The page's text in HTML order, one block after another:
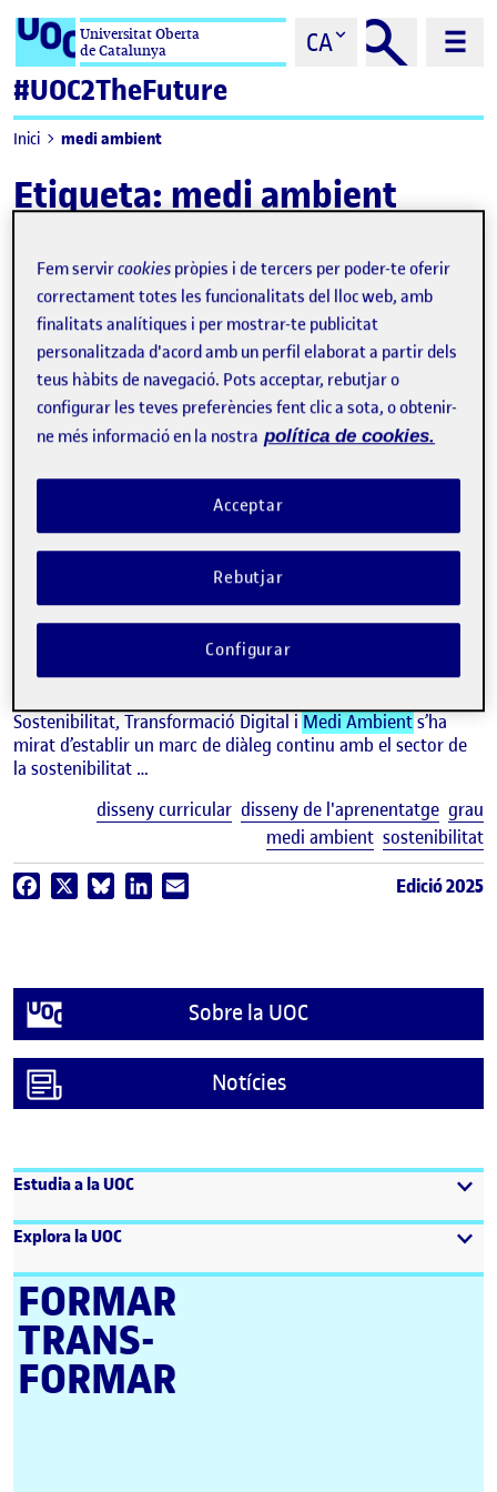
Saltar al contingutUniversitat Oberta
de Catalunya
CA
#UOC2TheFuture
Inici medi ambient
Etiqueta: medi ambient
video
La creació del grau de Gestió de
la Sostenibilitat, Transformació
Digital iMedi Ambient
Estudis d'Economia i Empresa de la UOC
Sostenibilitat, Transformació Digital i Medi Ambients’ha
mirat d’establir un marc de diàleg continu amb el sector de
la sostenibilitat …
disseny curricular disseny de l'aprenentatge grau
medi ambient sostenibilitat
Facebook BlueskyLinkedIn Edició 2025
Sobre la UOC
Notícies
Estudia a la UOC
Explora la UOC
FORMAR
TRANS­
FORMAR
Fem servircookies pròpies i de tercers per poder-te oferir
correctament totes les funcionalitats del lloc web, amb
finalitats analítiques i per mostrar-te publicitat
personalitzada d'acord amb un perfil elaborat a partir dels
teus hàbits de navegació. Pots acceptar, rebutjar o
configurar les teves preferències fent clic a sota, o obtenir-
ne més informació en la nostra política de cookies.
Rebutjar
Acceptar
Configurar